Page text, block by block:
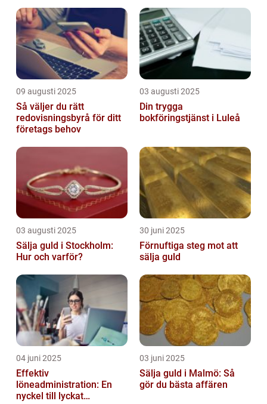
09 augusti 2025
Så väljer du rätt
redovisningsbyrå för ditt
företags behov
03 augusti 2025
Din trygga
bokföringstjänst i Luleå
03 augusti 2025
Sälja guld i Stockholm:
Hur och varför?
30 juni 2025
Förnuftiga steg mot att
sälja guld
04 juni 2025
Effektiv
löneadministration: En
nyckel till lyckat
03 juni 2025
Sälja guld i Malmö: Så
gör du bästa affären